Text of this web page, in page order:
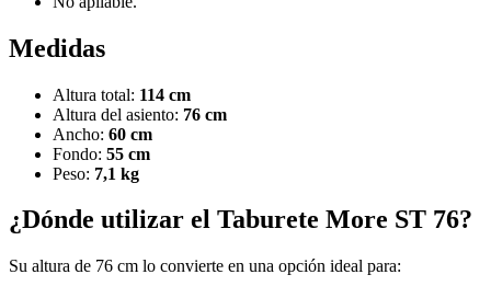
Medidas
Altura total: 114 cm
Altura del asiento: 76 cm
Ancho: 60 cm
Fondo: 55 cm
Peso: 7,1 kg
¿Dónde utilizar el Taburete More ST 76?
Su altura de 76 cm lo convierte en una opción ideal para: